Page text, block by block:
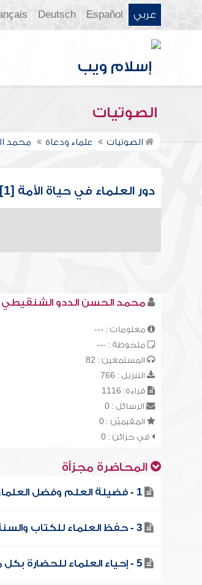
عربي Español
Deutsch
الصوتيات
الصوتيات علماء ودعاة محمد
دور العلماء في حياة الأمة [1]
محمد الحسن الددو الشنقيطي
معلومات : ---
ملحوظة : ---
المستمعين : 82
التنزيل : 766
قراءة: 1116
الرسائل : 0
المقيميّن : 0
في خزائن : 0
المحاضرة مجزأة
1 - فضيلة العلم وفضل العلماء
3 - حفظ العلماء للكتاب والسنة
5 - إحياء العلماء للحضارة بكل مجالاتها